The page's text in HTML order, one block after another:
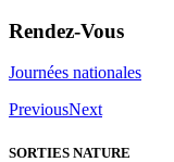
Rendez-Vous
Journées nationales
PreviousNext
SORTIES NATURE